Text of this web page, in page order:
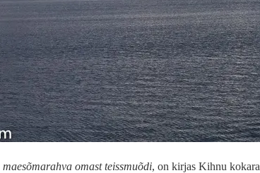
omast teissmuõdi, on kirjas Kihnu